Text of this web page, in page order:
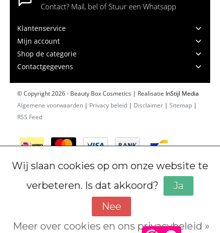
Contact? Mail, bel of Stuur een Whatsapp
Klantenservice
Mijn account
Shop de categorie
Contactgegevens
© Copyright 2026 - Beauty Box Cosmetics | Realisatie InStijl Media
Algemene voorwaarden | Privacy beleid | Disclaimer | Sitemap |
RSS Feed
Wij slaan cookies op om onze website te
verbeteren. Is dat akkoord?
Ja
Nee
Meer over cookies en ons privacybeleid »